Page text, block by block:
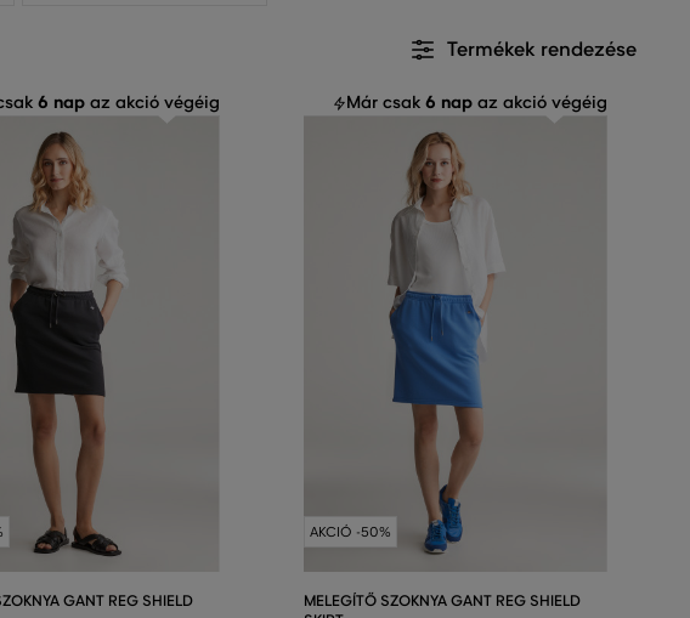
Termékek rendezése
6 napaz akció végéig
GANT REG SHIELD
Már csak 6 napaz akció végéig
AKCIÓ -50%
MELEGÍTŐ SZOKNYA GANT REG SHIELD